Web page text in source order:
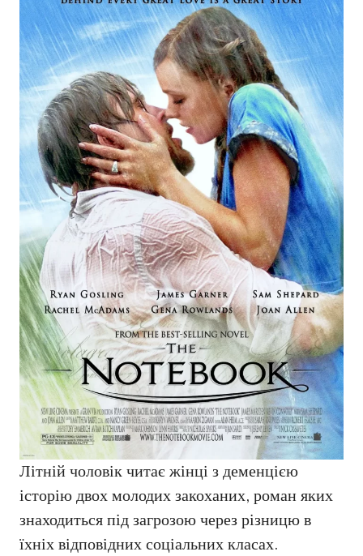
Літній чоловік читає жінці з деменцією
історію двох молодих закоханих, роман яких
знаходиться під загрозою через різницю в
їхніх відповідних соціальних класах.